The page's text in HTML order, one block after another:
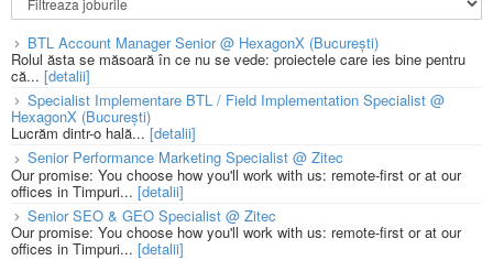
BTL Account Manager Senior @ HexagonX (București)
Rolul ăsta se măsoară în ce nu se vede: proiectele care ies bine pentru
că... [detalii]
Specialist Implementare BTL / Field Implementation Specialist @
HexagonX (București)
Lucrăm dintr-o hală... [detalii]
Senior Performance Marketing Specialist @ Zitec
Our promise: You choose how you'll work with us: remote-first or at our
offices in Timpuri... [detalii]
Senior SEO & GEO Specialist @ Zitec
Our promise: You choose how you'll work with us: remote-first or at our
offices in Timpuri... [detalii]